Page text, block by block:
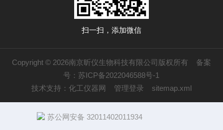
扫一扫，添加微信
Copyright © 2026南京昕仪生物科技有限公司版权所有 备案
号：苏ICP备2022046588号-1
技术支持： 化工仪器网 管理登录 sitemap.xml
苏公网安备 32011402011934